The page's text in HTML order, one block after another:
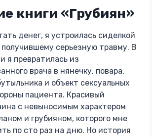
книги «Грубиян»
денег, я устроилась сиделкой
получившему серьезную травму. В
я превратилась из
врача в нянечку, повара,
и объект сексуальных
пациента. Красивый
с невыносимым характером
и грубияном, которого мне
по сто раз на дню. Но история